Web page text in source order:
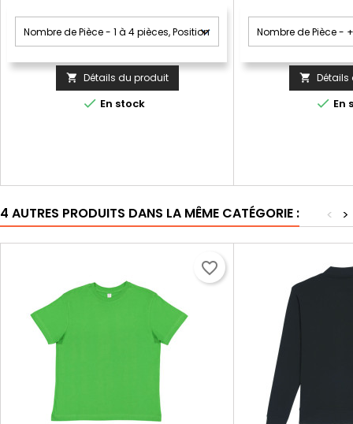
 Détails du produit
 En stock
 Détails
 En
4 AUTRES PRODUITS DANS LA MÊME CATÉGORIE : >
<
favorite_border